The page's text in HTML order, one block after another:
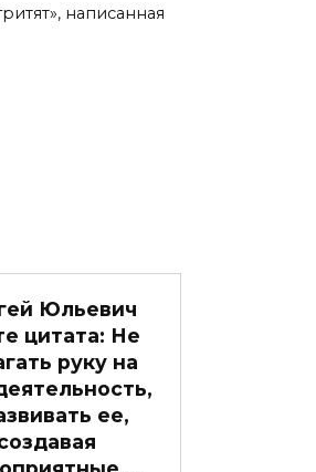
написанная
Юльевич
цитата: Не
руку на
ее,